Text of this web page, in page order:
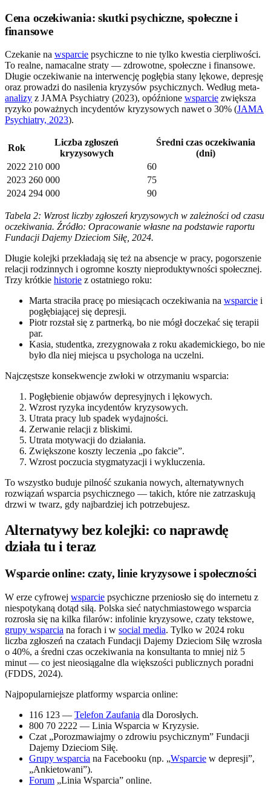
Cena oczekiwania: skutki psychiczne, społeczne i
finansowe
Czekanie na wsparcie psychiczne to nie tylko kwestia cierpliwości.
To realne, namacalne straty — zdrowotne, społeczne i finansowe.
Długie oczekiwanie na interwencję pogłębia stany lękowe, depresję
oraz prowadzi do nasilenia kryzysów psychicznych. Według meta-
analizy z JAMA Psychiatry (2023), opóźnione wsparcie zwiększa
ryzyko poważnych incydentów kryzysowych nawet o 30% (JAMA
Psychiatry, 2023).
Rok
Liczba zgłoszeń
kryzysowych
Średni czas oczekiwania
(dni)
2022 210 000
60
2023 260 000
75
2024 294 000 90
Tabela 2: Wzrost liczby zgłoszeń kryzysowych w zależności od czasu
oczekiwania. Źródło: Opracowanie własne na podstawie raportu
Fundacji Dajemy Dzieciom Siłę, 2024.
Długie kolejki przekładają się też na absencje w pracy, pogorszenie
relacji rodzinnych i ogromne koszty nieproduktywności społecznej.
Trzy krótkie historie z ostatniego roku:
Marta straciła pracę po miesiącach oczekiwania na wsparcie i
pogłębiającej się depresji.
Piotr rozstał się z partnerką, bo nie mógł doczekać się terapii
par.
Kasia, studentka, zrezygnowała z roku akademickiego, bo nie
było dla niej miejsca u psychologa na uczelni.
Najczęstsze konsekwencje zwłoki w otrzymaniu wsparcia:
Pogłębienie objawów depresyjnych i lękowych.
Wzrost ryzyka incydentów kryzysowych.
Utrata pracy lub spadek wydajności.
Zerwanie relacji z bliskimi.
Utrata motywacji do działania.
Zwiększone koszty leczenia „po fakcie”.
Wzrost poczucia stygmatyzacji i wykluczenia.
To wszystko buduje pilność szukania nowych, alternatywnych
rozwiązań wsparcia psychicznego — takich, które nie zatrzaskują
drzwi w twarz, gdy najbardziej ich potrzebujesz.
Alternatywy bez kolejki: co naprawdę
działa tu i teraz
Wsparcie online: czaty, linie kryzysowe i społeczności
W erze cyfrowej wsparcie psychiczne przeniosło się do internetu z
niespotykaną dotąd siłą. Polska sieć natychmiastowego wsparcia
rozrosła się na kilka filarów: infolinie kryzysowe, czaty tekstowe,
grupy wsparcia na forach i w social media. Tylko w 2024 roku
liczba zgłoszeń na czatach Fundacji Dajemy Dzieciom Siłę wzrosła
o 40%, a średni czas oczekiwania na konsultanta to mniej niż 5
minut — co jest nieosiągalne dla większości publicznych poradni
(FDDS, 2024).
Najpopularniejsze platformy wsparcia online:
116 123 — Telefon Zaufania dla Dorosłych.
800 70 2222 — Linia Wsparcia w Kryzysie.
Czat „Porozmawiajmy o zdrowiu psychicznym” Fundacji
Dajemy Dzieciom Siłę.
Grupy wsparcia na Facebooku (np. „Wsparcie w depresji”,
„Ankietowani”).
Forum „Linia Wsparcia” online.